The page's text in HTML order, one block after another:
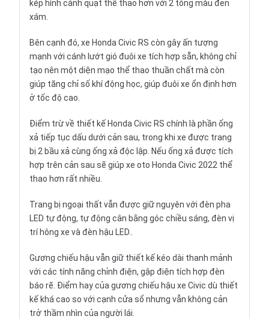
kép hình cánh quạt thể thao hơn với 2 tông màu đen
xám.
Bên cạnh đó, xe Honda Civic RS còn gây ấn tượng
mạnh với cánh lướt gió đuôi xe tích hợp sẵn, không chỉ
tạo nên một diện mạo thể thao thuần chất mà còn
giúp tăng chỉ số khí động học, giúp đuôi xe ổn định hơn
ở tốc độ cao.
Điểm trừ về thiết kế Honda Civic RS chính là phần ống
xả tiếp tục dấu dưới cản sau, trong khi xe được trang
bị 2 bầu xả cùng ống xả độc lập. Nếu ống xả được tích
hợp trên cản sau sẽ giúp xe oto Honda Civic 2022 thể
thao hơn rất nhiều.
Trang bị ngoại thất vẫn được giữ nguyên với đèn pha
LED tự động, tự động cân bằng góc chiều sáng, đèn vị
trí hông xe và đèn hậu LED..
Gương chiếu hậu vẫn giữ thiết kế kéo dài thanh mảnh
với các tính năng chỉnh điện, gập điện tích hợp đèn
báo rẽ. Điểm hay của gương chiếu hậu xe Civic dù thiết
kế khá cao so với cạnh cửa sổ nhưng vẫn không cản
trở thầm nhìn của người lái.